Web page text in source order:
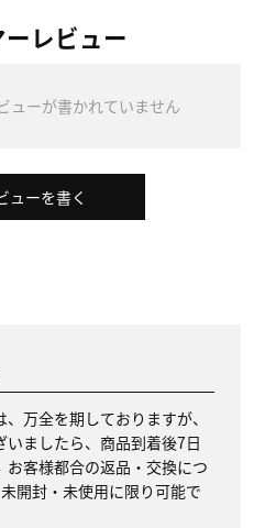
レビュー
ューが書かれていません
ューを書く
万全を期しておりますが、
ましたら、商品到着後7日
客様都合の返品・交換につ
開封・未使用に限り可能で